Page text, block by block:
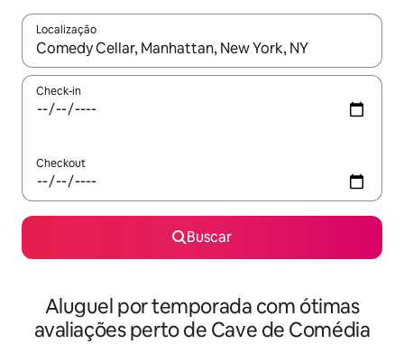
Localização
Quando os resultados estiverem disponíveis, explore-os
Check-in
Checkout
Buscar
Aluguel por temporada com ótimas
avaliações perto de Cave de Comédia